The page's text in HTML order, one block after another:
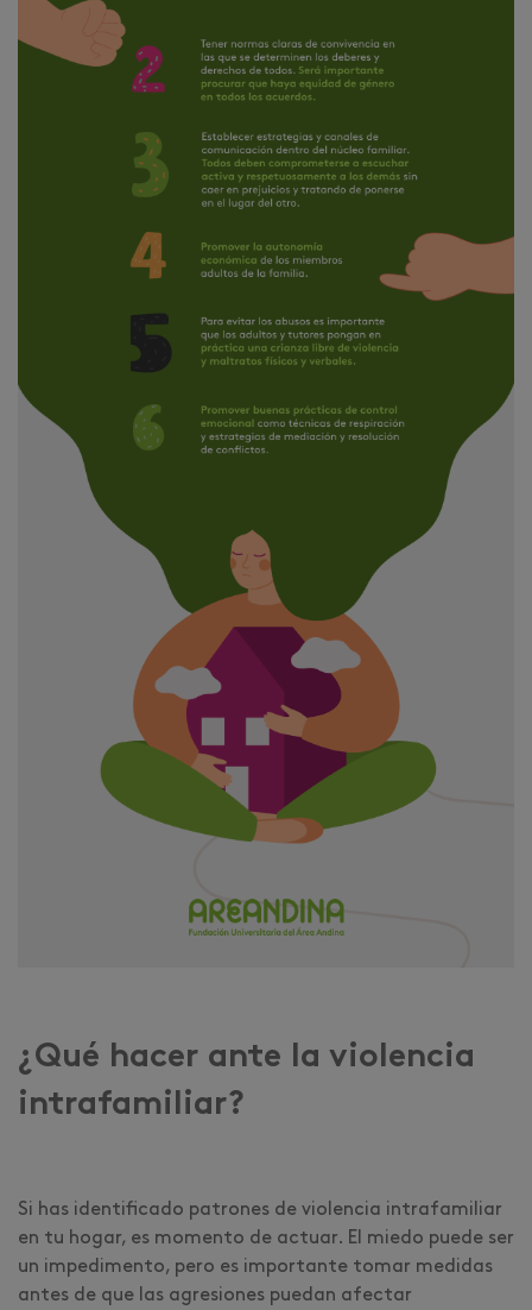
¿Qué hacer ante la violencia
intrafamiliar?
Si has identificado patrones de violencia intrafamiliar
en tu hogar, es momento de actuar. El miedo puede ser
un impedimento, pero es importante tomar medidas
antes de que las agresiones puedan afectar